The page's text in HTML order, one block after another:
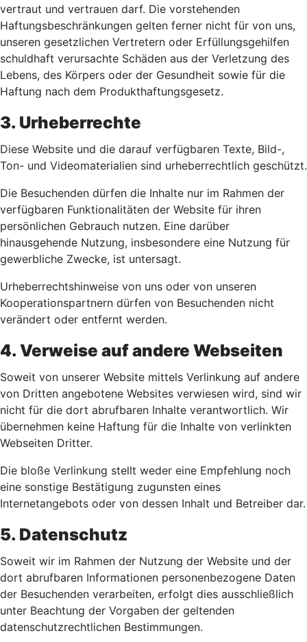
vertraut und vertrauen darf. Die vorstehenden
Haftungsbeschränkungen gelten ferner nicht für von uns,
unseren gesetzlichen Vertretern oder Erfüllungsgehilfen
schuldhaft verursachte Schäden aus der Verletzung des
Lebens, des Körpers oder der Gesundheit sowie für die
Haftung nach dem Produkthaftungsgesetz.
3. Urheberrechte
Diese Website und die darauf verfügbaren Texte, Bild-,
Ton- und Videomaterialien sind urheberrechtlich geschützt.
Die Besuchenden dürfen die Inhalte nur im Rahmen der
verfügbaren Funktionalitäten der Website für ihren
persönlichen Gebrauch nutzen. Eine darüber
hinausgehende Nutzung, insbesondere eine Nutzung für
gewerbliche Zwecke, ist untersagt.
Urheberrechtshinweise von uns oder von unseren
Kooperationspartnern dürfen von Besuchenden nicht
verändert oder entfernt werden.
4. Verweise auf andere Webseiten
Soweit von unserer Website mittels Verlinkung auf andere
von Dritten angebotene Websites verwiesen wird, sind wir
nicht für die dort abrufbaren Inhalte verantwortlich. Wir
übernehmen keine Haftung für die Inhalte von verlinkten
Webseiten Dritter.
Die bloße Verlinkung stellt weder eine Empfehlung noch
eine sonstige Bestätigung zugunsten eines
Internetangebots oder von dessen Inhalt und Betreiber dar.
5. Datenschutz
Soweit wir im Rahmen der Nutzung der Website und der
dort abrufbaren Informationen personenbezogene Daten
der Besuchenden verarbeiten, erfolgt dies ausschließlich
unter Beachtung der Vorgaben der geltenden
datenschutzrechtlichen Bestimmungen.